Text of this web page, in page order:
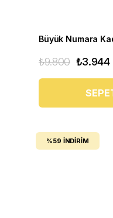
₺3.944
₺9.800
%59 İNDIRIM